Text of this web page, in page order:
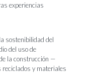
experiencias
sostenibilidad del
del uso de
la construcción —
reciclados y materiales